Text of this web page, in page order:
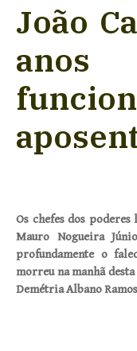
João
Os chefes dos poderes
Mauro Nogueira
profundamente o
morreu na manhã
Demétria Albano